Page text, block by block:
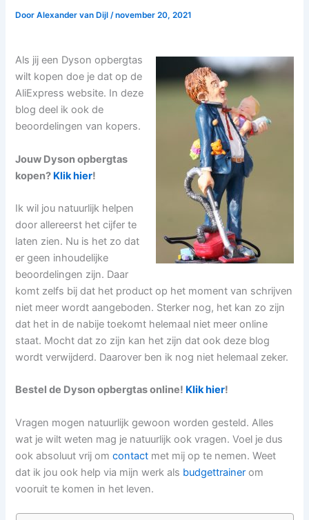
DoorAlexander van Dijl/november 20, 2021
Als jij een Dyson opbergtas
wilt kopen doe je dat op de
AliExpress website. In deze
blog deel ik ook de
beoordelingen van kopers.
Jouw Dyson opbergtas
kopen? Klik hier!
Ik wil jou natuurlijk helpen
door allereerst het cijfer te
laten zien. Nu is het zo dat
er geen inhoudelijke
beoordelingen zijn. Daar
komt zelfs bij dat het product op het moment van schrijven
niet meer wordt aangeboden. Sterker nog, het kan zo zijn
dat het in de nabije toekomt helemaal niet meer online
staat. Mocht dat zo zijn kan het zijn dat ook deze blog
wordt verwijderd. Daarover ben ik nog niet helemaal zeker.
Bestel de Dyson opbergtas online! Klik hier!
Vragen mogen natuurlijk gewoon worden gesteld. Alles
wat je wilt weten mag je natuurlijk ook vragen. Voel je dus
ook absoluut vrij omcontact met mij op te nemen. Weet
dat ik jou ook help via mijn werk als budgettrainer om
vooruit te komen in het leven.